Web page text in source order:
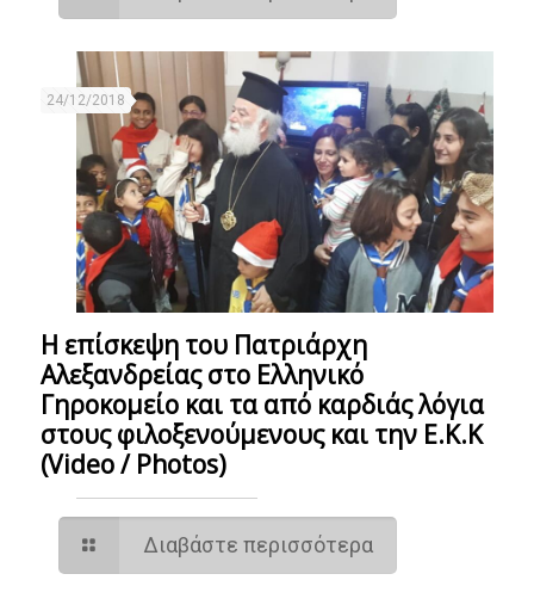
24/12/2018
Η επίσκεψη του Πατριάρχη
Αλεξανδρείας στο Ελληνικό
Γηροκομείο και τα από καρδιάς λόγια
στους φιλοξενούμενους και την Ε.Κ.Κ
(Video / Photos)
Διαβάστε περισσότερα